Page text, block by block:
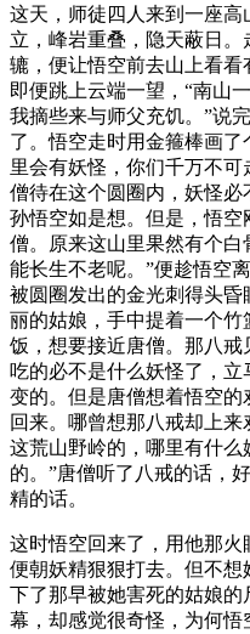
这天，师徒四人来到一座
立，峰岩重叠，隐天蔽日
辘，便让悟空前去山上看
即便跳上云端一望，“南山
我摘些来与师父充饥。”说
了。悟空走时用金箍棒画
里会有妖怪，你们千万不
僧待在这个圆圈内，妖怪必
孙悟空如是想。但是，悟
僧。原来这山里果然有个白
能长生不老呢。”便趁悟空
被圆圈发出的金光刺得头
丽的姑娘，手中提着一个
饭，想要接近唐僧。那八
吃的必不是什么妖怪了，
变的。但是唐僧想着悟空
回来。哪曾想那八戒却上来
这荒山野岭的，哪里有什
的。”唐僧听了八戒的话，
精的话。
这时悟空回来了，用他那
便朝妖精狠狠打去。但不想
下了那早被她害死的姑娘
幕，却感觉很奇怪，为何